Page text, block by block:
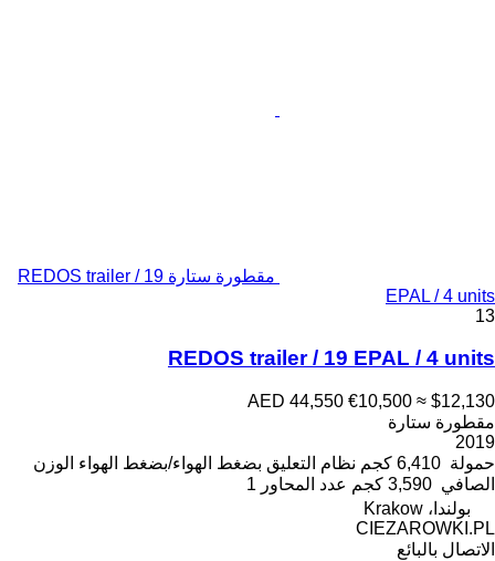
مقطورة ستارة REDOS trailer / 19
EPAL / 4 units
13
REDOS trailer / 19 EPAL / 4 units
AED 44,550 €10,500 ≈ $12,130
مقطورة ستارة
2019
حمولة 6,410 كجم نظام التعليق بضغط الهواء/بضغط الهواء الوزن
الصافي 3,590 كجم عدد المحاور 1
بولندا، Krakow
CIEZAROWKI.PL
الاتصال بالبائع